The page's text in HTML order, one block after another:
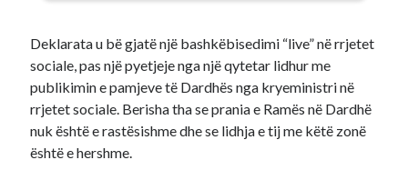
Deklarata u bë gjatë një bashkëbisedimi “live” në rrjetet
sociale, pas një pyetjeje nga një qytetar lidhur me
publikimin e pamjeve të Dardhës nga kryeministri në
rrjetet sociale. Berisha tha se prania e Ramës në Dardhë
nuk është e rastësishme dhe se lidhja e tij me këtë zonë
është e hershme.